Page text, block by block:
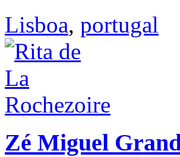
Lisboa, portugal
Zé Miguel